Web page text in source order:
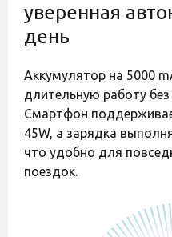
Оставить отзыв
Полиуретановая пленка
StatusSKIN Ultra на экран
Samsung Galaxy A37
Глянцевая
Есть в наличии
уверенная
день
Аккумулятор на 5000
длительную работу
Смартфон
45W, а зарядка
что удобно для
поездок.